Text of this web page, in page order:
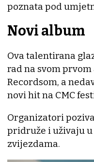
poznata pod
Novi album
Ova talentirana
rad na svom
Recordsom, a
novi hit na CMC
Organizatori
pridruže i uživaju
zvijezdama.